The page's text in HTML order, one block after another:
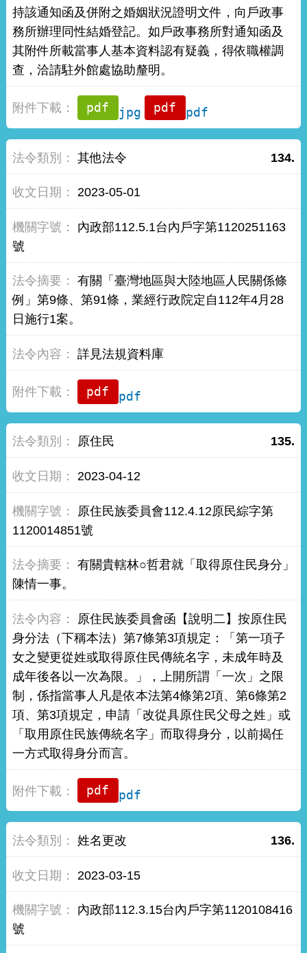
持該通知函及併附之婚姻狀況證明文件，向戶政事
務所辦理同性結婚登記。如戶政事務所對通知函及
其附件所載當事人基本資料認有疑義，得依職權調
查，洽請駐外館處協助釐明。
jpg pdf
134.
其他法令
2023-05-01
內政部112.5.1台內戶字第1120251163
號
有關「臺灣地區與大陸地區人民關係條
例」第9條、第91條，業經行政院定自112年4月28
日施行1案。
詳見法規資料庫
pdf
135.
原住民
2023-04-12
原住民族委員會112.4.12原民綜字第
1120014851號
有關貴轄林○哲君就「取得原住民身分」
陳情一事。
原住民族委員會函【說明二】按原住民
身分法（下稱本法）第7條第3項規定：「第一項子
女之變更從姓或取得原住民傳統名字，未成年時及
成年後各以一次為限。」，上開所謂「一次」之限
制，係指當事人凡是依本法第4條第2項、第6條第2
項、第3項規定，申請「改從具原住民父母之姓」或
「取用原住民族傳統名字」而取得身分，以前揭任
一方式取得身分而言。
pdf
136.
姓名更改
2023-03-15
內政部112.3.15台內戶字第1120108416
號